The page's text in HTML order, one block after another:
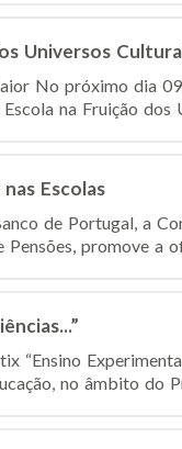
Universos
No próximo dia
na Fruição dos
Escolas
de Portugal, a
promove a
“Ensino
no âmbito do